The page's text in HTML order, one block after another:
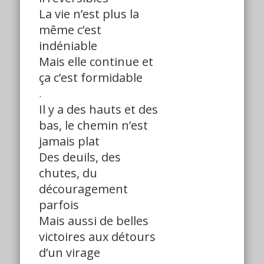
La vie n’est plus la
même c’est
indéniable
Mais elle continue et
ça c’est formidable
.
Il y a des hauts et des
bas, le chemin n’est
jamais plat
Des deuils, des
chutes, du
découragement
parfois
Mais aussi de belles
victoires aux détours
d’un virage